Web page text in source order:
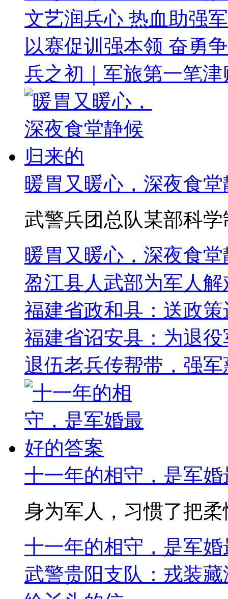
文艺润兵心 热血助强
以赛促训强本领 奋勇
兵之初｜军旅第一笔
暖胃又暖心，深夜食
武警兵团总队某部科
暖胃又暖心，深夜食
盈江县人武部为军人
福建省政和县：送政
福建省诏安县：为退
退伍老兵传帮带，强
十一年的相守，是军
身为军人，习惯了把
十一年的相守，是军
武警贵阳支队：戎装